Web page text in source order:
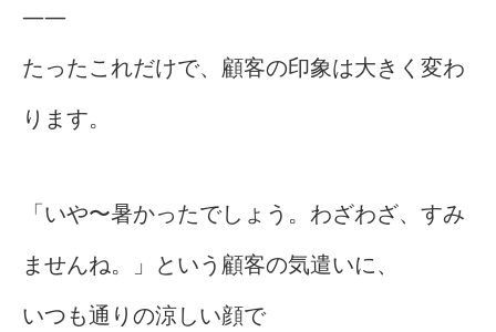
――
たったこれだけで、顧客の印象は大きく変わ
ります。
「いや〜暑かったでしょう。わざわざ、すみ
ませんね。」という顧客の気遣いに、
いつも通りの涼しい顔で